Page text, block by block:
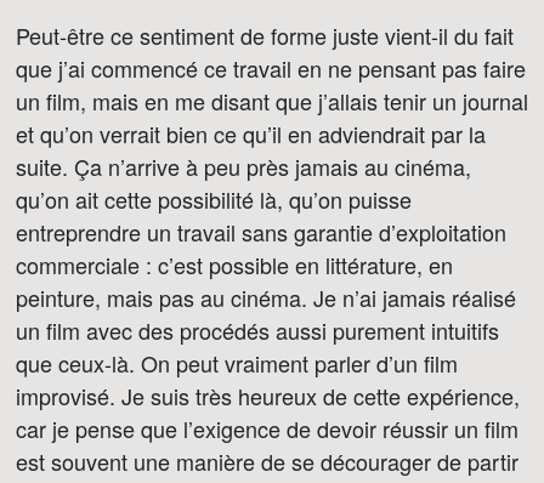
Peut-être ce sentiment de forme juste vient-il du fait
que j’ai commencé ce travail en ne pensant pas faire
un film, mais en me disant que j’allais tenir un journal
et qu’on verrait bien ce qu’il en adviendrait par la
suite. Ça n’arrive à peu près jamais au cinéma,
qu’on ait cette possibilité là, qu’on puisse
entreprendre un travail sans garantie d’exploitation
commerciale : c’est possible en littérature, en
peinture, mais pas au cinéma. Je n’ai jamais réalisé
un film avec des procédés aussi purement intuitifs
que ceux-là. On peut vraiment parler d’un film
improvisé. Je suis très heureux de cette expérience,
car je pense que l’exigence de devoir réussir un film
est souvent une manière de se décourager de partir